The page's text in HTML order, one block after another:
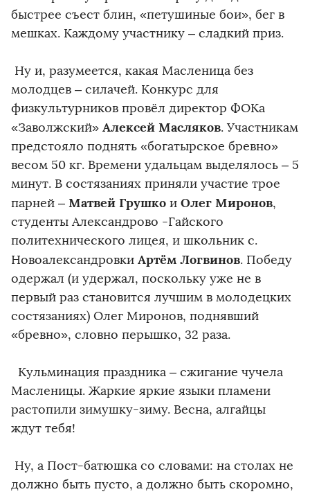
быстрее съест блин, «петушиные бои», бег в
мешках. Каждому участнику – сладкий приз.
Ну и, разумеется, какая Масленица без
молодцев – силачей. Конкурс для
физкультурников провёл директор ФОКа
«Заволжский» Алексей Масляков. Участникам
предстояло поднять «богатырское бревно»
весом 50 кг. Времени удальцам выделялось – 5
минут. В состязаниях приняли участие трое
парней – Матвей Грушко и Олег Миронов,
студенты Александрово -Гайского
политехнического лицея, и школьник с.
Новоалександровки Артём Логвинов. Победу
одержал (и удержал, поскольку уже не в
первый раз становится лучшим в молодецких
состязаниях) Олег Миронов, поднявший
«бревно», словно перышко, 32 раза.
Кульминация праздника – сжигание чучела
Масленицы. Жаркие яркие языки пламени
растопили зимушку-зиму. Весна, алгайцы
ждут тебя!
Ну, а Пост-батюшка со словами: на столах не
должно быть пусто, а должно быть скоромно,